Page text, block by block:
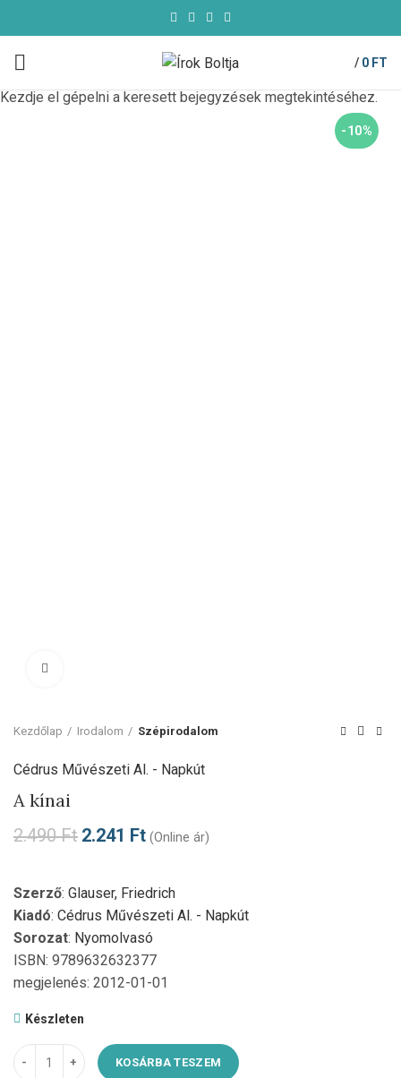
/ 0 FT
-10%
Kezdőlap Irodalom Szépirodalom
Cédrus Művészeti Al. - Napkút
A kínai
2.490Ft 2.241 Ft (Online ár)
Szerző: Glauser, Friedrich
Kiadó: Cédrus Művészeti Al. - Napkút
Sorozat: Nyomolvasó
ISBN: 9789632632377
megjelenés: 2012-01-01
Készleten
KOSÁRBA TESZEM
Kezdje el gépelni a keresett bejegyzések megtekintéséhez.